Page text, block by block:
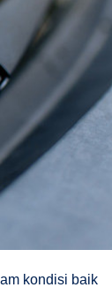
kondisi baik